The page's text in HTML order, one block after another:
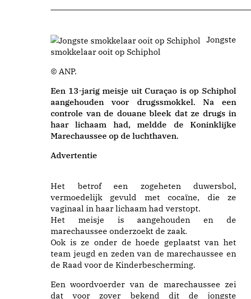
Jongste
smokkelaar ooit op Schiphol
© ANP.
Een 13-jarig meisje uit Curaçao is op Schiphol
aangehouden voor drugssmokkel. Na een
controle van de douane bleek dat ze drugs in
haar lichaam had, meldde de Koninklijke
Marechaussee op de luchthaven.
Advertentie
Het betrof een zogeheten duwersbol,
vermoedelijk gevuld met cocaïne, die ze
vaginaal in haar lichaam had verstopt.
Het meisje is aangehouden en de
marechaussee onderzoekt de zaak.
Ook is ze onder de hoede geplaatst van het
team jeugd en zeden van de marechaussee en
de Raad voor de Kinderbescherming.
Een woordvoerder van de marechaussee zei
dat voor zover bekend dit de jongste